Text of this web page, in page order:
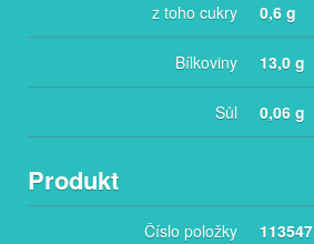
z toho cukry 0,6 g
Bílkoviny 13,0 g
Sůl 0,06 g
Produkt
Číslo položky 113547